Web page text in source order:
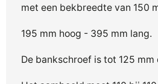
met een bekbreedte van 150
195 mm hoog - 395 mm lang.
De bankschroef is tot 125 mm